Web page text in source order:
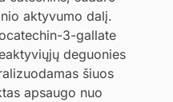
aktyvumo dalį.
3-gallate
deguonies
šiuos
apsaugo nuo